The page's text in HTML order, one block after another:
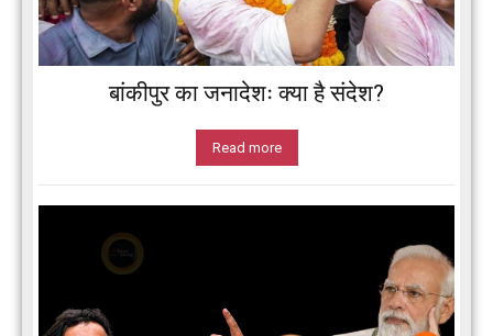
बांकीपुर का जनादेशः क्या है संदेश?
Read more